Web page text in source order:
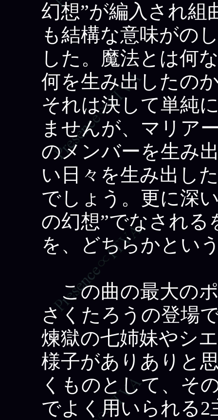
幻想”が編入され組
も結構な意味がの
した。魔法とは何
何を生み出したの
それは決して単純
ませんが、マリア
のメンバーを生み
い日々を生み出し
でしょう。更に深
の幻想”でなされる
を、どちらかとい
この曲の最大の
さくたろうの登場
煉獄の七姉妹やシ
様子がありありと
くものとして、そ
でよく用いられる